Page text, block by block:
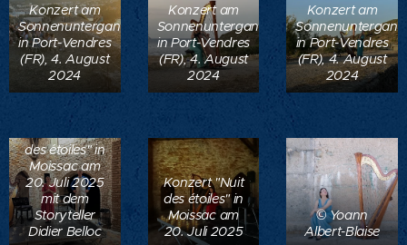
Konzert am
Sonnenuntergang
in Port-Vendres
(FR), 4. August
2024
Konzert am
Sonnenuntergang
in Port-Vendres
(FR), 4. August
2024
Konzert am
Sonnenuntergang
in Port-Vendres
(FR), 4. August
2024
Konzert "Nuit
des étoiles" in
Moissac am
20. Juli 2025
mit dem
Storyteller
Didier Belloc
Konzert "Nuit
des étoiles" in
Moissac am
20. Juli 2025
© Yoann
Albert-Blaise